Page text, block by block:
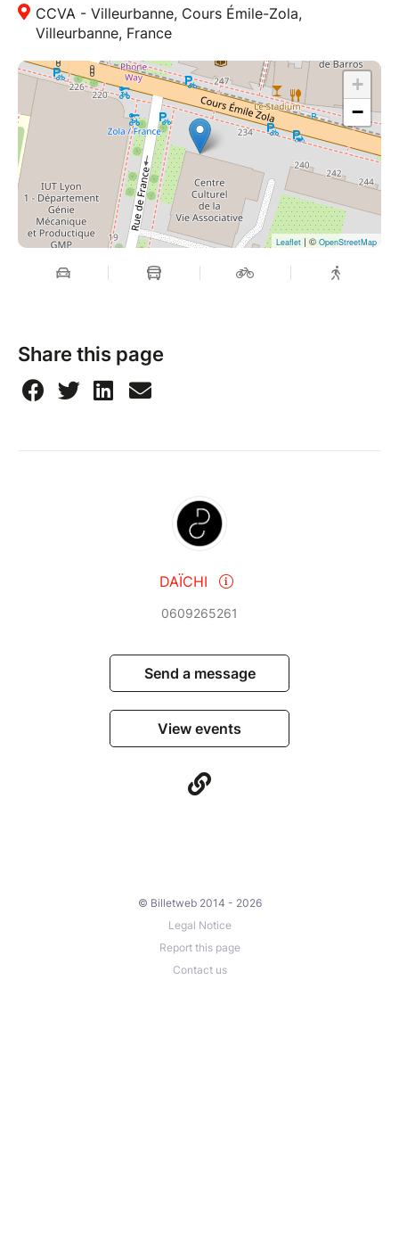
Tous les participants retenus lors des présélections
concourront lors de la grande compétition ! Pour
rappel, un gagnant sera désigné dans chaque
catégorie : Solo, Duo, Groupe, Minime.
À la fin de cette journée, tous les finalistes de leurs
catégories respectives s’affronteront vers l’ultime
épreuve du concours, la «Finale des Finales», où ils
se disputeront le prestigieux Grand Prix World Dance
Contest d’une valeur de 1000€.
--
Lieu : CCVA - 234 Cours Emile Zola, 69100
Ouverture des portes aux danseur(se)s : 14h
Ouverture des portes au public : 14h30
- page facebook : Concours World Dance Contest -
www.concoursworlddance.com
REJOIGNEZ NOUS SUR INSTAGRAM !
https://www.instagram.com/worlddancecontest/
CCVA - Villeurbanne, Cours Émile-Zola,
Villeurbanne, France
+
−
Leaflet | © OpenStreetMap
Share this page
DAÏCHI
0609265261
Send a message
View events
© Billetweb 2014 - 2026
Legal Notice
Report this page
Contact us